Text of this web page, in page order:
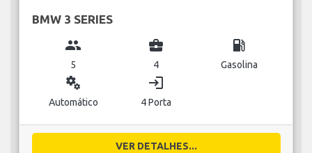
BMW 3 SERIES
group
5
business_center
4
local_gas_station
Gasolina
miscellaneous_services
Automático
login
4 Porta
VER DETALHES...